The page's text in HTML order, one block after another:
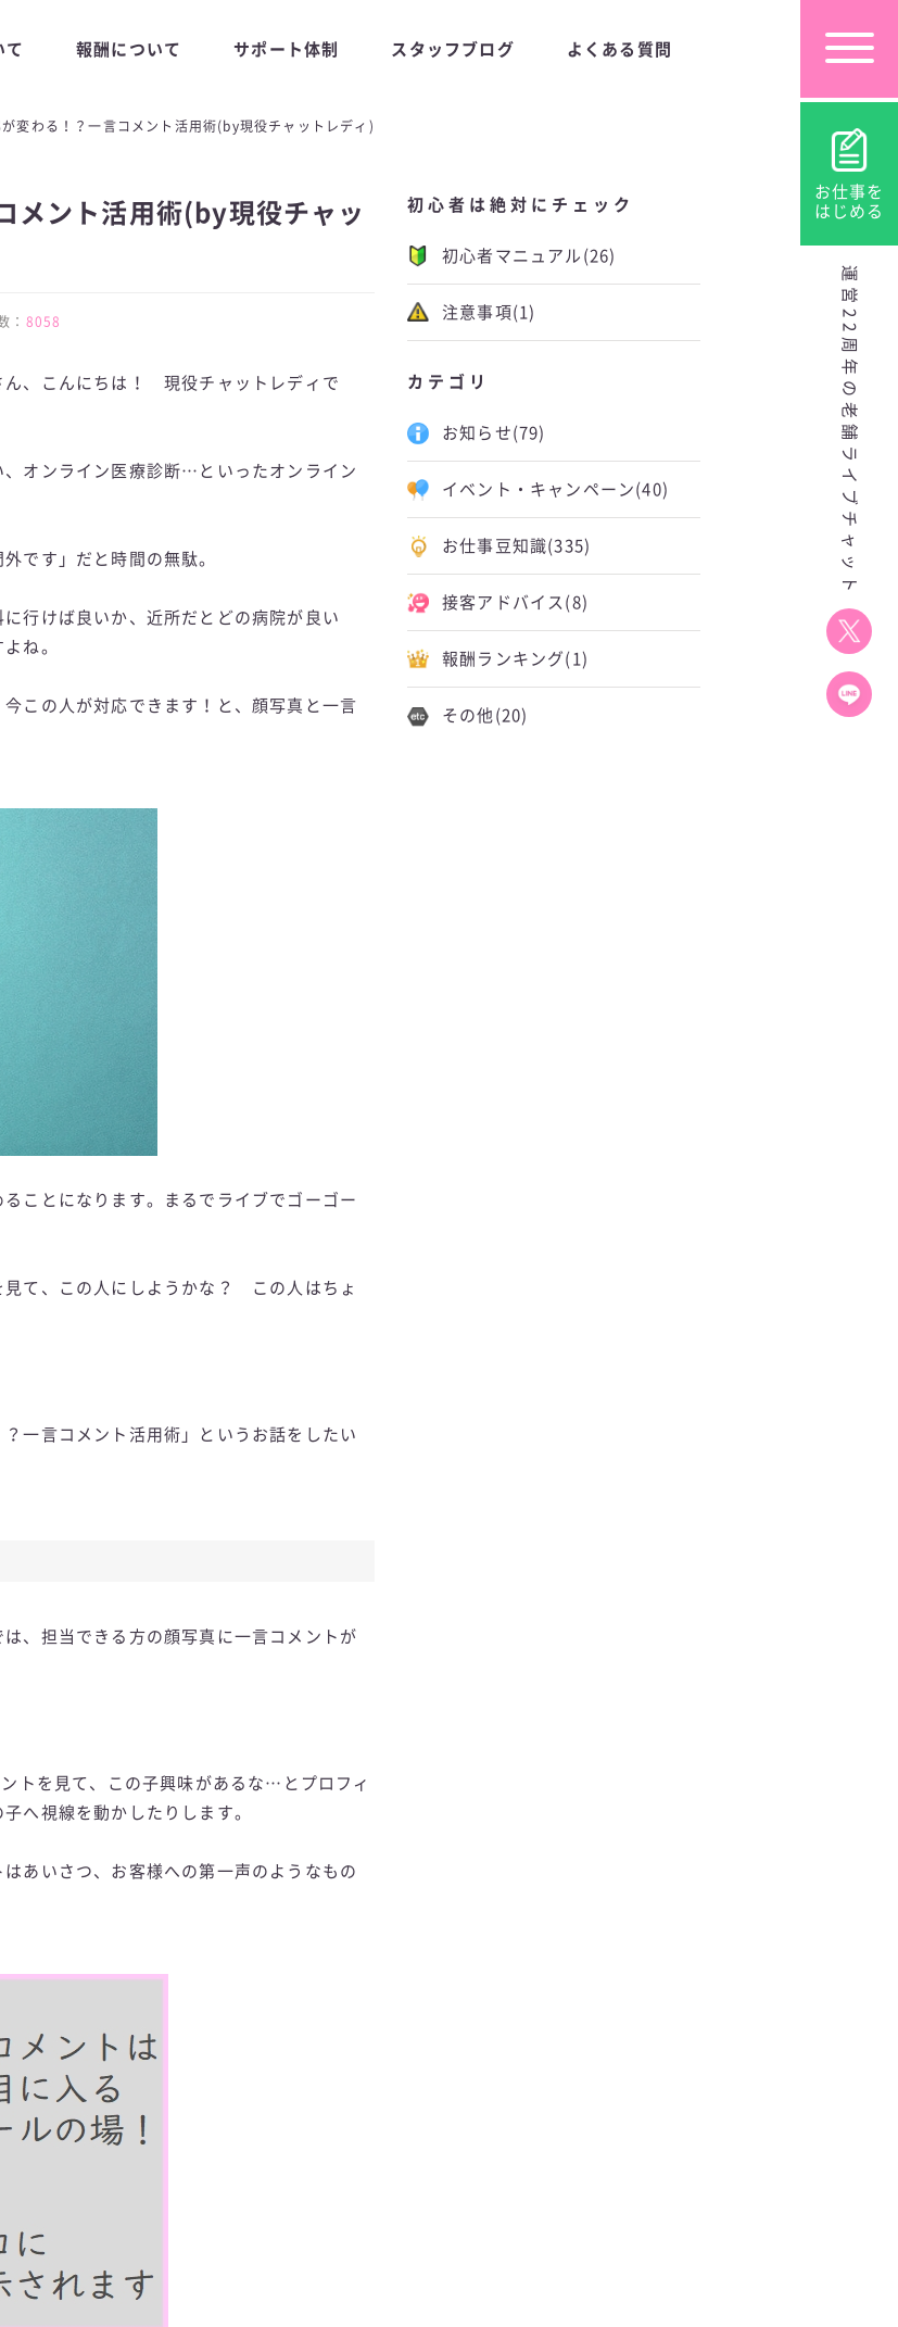
お仕事を
はじめる
運営22周年の老舗ライブチャット
て 報酬について サポート体制 スタッフブログ よくある質問
が変わる！？一言コメント活用術(by現役チャットレディ)
メント活用術(by現役チャッ
： 8058
ん、こんにちは！ 現役チャットレディで
オンライン医療診断…といったオンライン
です」だと時間の無駄。
行けば良いか、近所だとどの病院が良い
ね。
この人が対応できます！と、顔写真と一言
ことになります。まるでライブでゴーゴー
て、この人にしようかな？ この人はちょ
一言コメント活用術」というお話をしたい
、担当できる方の顔写真に一言コメントが
トを見て、この子興味があるな…とプロフィ
へ視線を動かしたりします。
あいさつ、お客様への第一声のようなもの
初心者は絶対にチェック
初心者マニュアル (26)
注意事項 (1)
カテゴリ
お知らせ (79)
イベント・キャンペーン (40)
お仕事豆知識(335)
接客アドバイス (8)
報酬ランキング (1)
その他 (20)